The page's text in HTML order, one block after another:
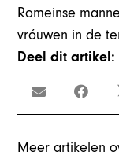
Romeinse
vróuwen in de
Deel dit artikel:
Meer artikelen